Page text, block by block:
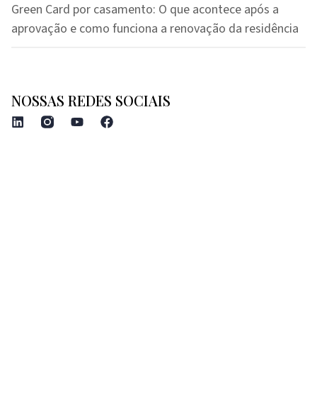
Green Card por casamento: O que acontece após a
aprovação e como funciona a renovação da residência
NOSSAS REDES SOCIAIS